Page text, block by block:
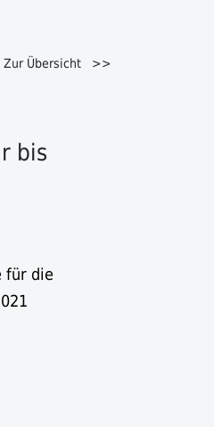
Zur Übersicht >>
bis
für die